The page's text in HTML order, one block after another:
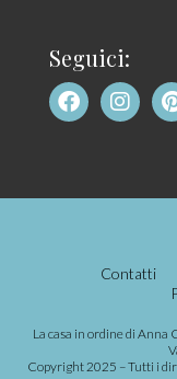
Seguici:
Contatti
La casa in ordine di Anna
Copyright 2025 – Tutti i